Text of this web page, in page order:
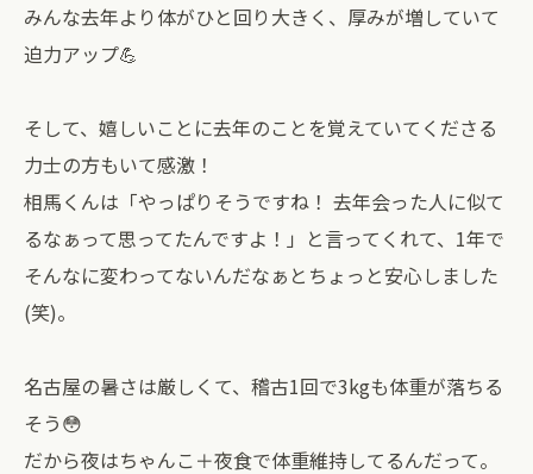
みんな去年より体がひと回り大きく、厚みが増していて
迫力アップ💪
そして、嬉しいことに去年のことを覚えていてくださる
力士の方もいて感激！
相馬くんは「やっぱりそうですね！ 去年会った人に似て
るなぁって思ってたんですよ！」と言ってくれて、1年で
そんなに変わってないんだなぁとちょっと安心しました
(笑)。
名古屋の暑さは厳しくて、稽古1回で3kgも体重が落ちる
そう😳
だから夜はちゃんこ＋夜食で体重維持してるんだって。